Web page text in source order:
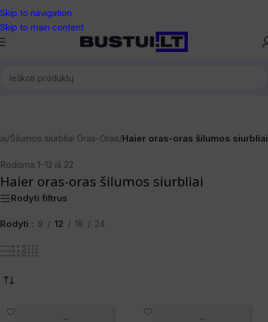
Skip to navigation
Skip to main content
/Šilumos siurbliai Oras-Oras/Haier oras-oras šilumos siurbliai
Rodoma 1–12 iš 22
Haier oras-oras šilumos siurbliai
Rodyti filtrus
Rodyti 9 12 18 24